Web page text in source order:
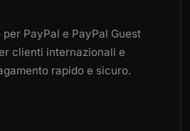
PayPal e PayPal Guest
clienti internazionali e
rapido e sicuro.